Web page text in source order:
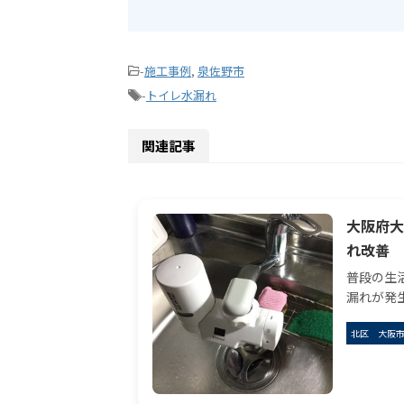
-施工事例, 泉佐野市
- トイレ水漏れ
関連記事
大阪府
れ改善
普段の生
漏れが発
応に焦る
北区 大阪市